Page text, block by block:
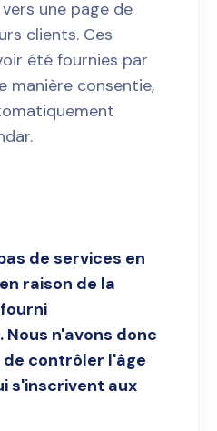
une page de
clients. Ces
été fournies par
manière consentie,
de services en
raison de la
n'avons donc
contrôler l'âge
s'inscrivent aux